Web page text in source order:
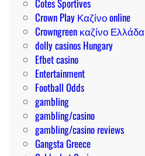
Cotes Sportives
Crown Play Καζίνο online
Crowngreen καζίνο Ελλάδα
dolly casinos Hungary
Efbet casino
Entertainment
Football Odds
gambling
gambling/casino
gambling/casino reviews
Gangsta Greece